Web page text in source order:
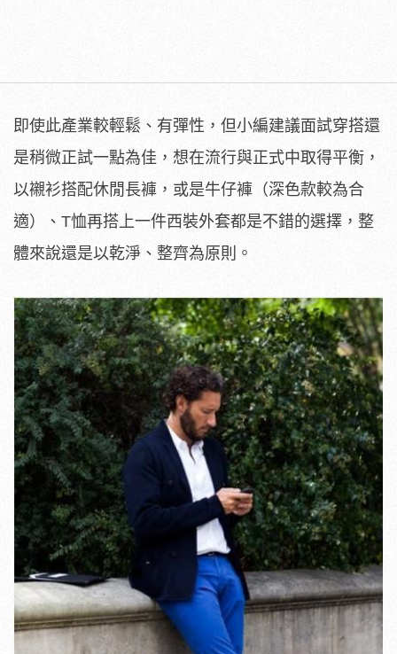
即使此產業較輕鬆、有彈性，但小編建議面試穿搭還
是稍微正試一點為佳，想在流行與正式中取得平衡，
以襯衫搭配休閒長褲，或是牛仔褲（深色款較為合
適）、T恤再搭上一件西裝外套都是不錯的選擇，整
體來說還是以乾淨、整齊為原則。